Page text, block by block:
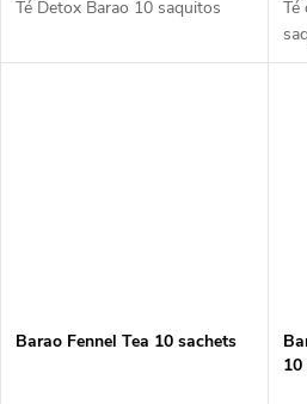
Té Detox Barao 10 saquitos
Té
Barao Fennel Tea 10 sachets
10